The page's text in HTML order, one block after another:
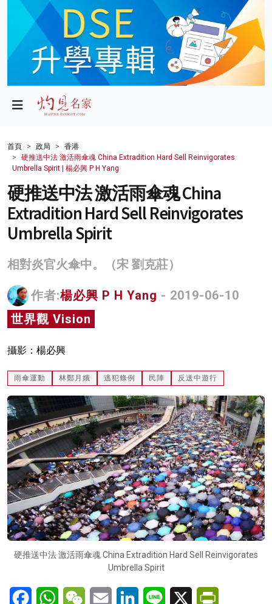
政局
財經
生活
健康
商業
科技
影片
名家榜
灼見活動
首頁 政局
香港
硬推送中法 激活雨傘魂 China Extradition Hard Sell Reinvigorates
Umbrella Spirit | 楊必興 P H Yang
硬推送中法 激活雨傘魂 China
Extradition Hard Sell Reinvigorates
Umbrella Spirit
相對炎官火傘中。（宋 劉克莊）
作者:楊必興 P H Yang - 2019-06-10
世界觀 Vision
攝影：楊必興
雨傘運動 林鄭月娥 逃犯條例 民陣 反送中遊行
硬推送中法 激活雨傘魂 China Extradition Hard Sell Reinvigorates
Umbrella Spirit
FacebookWhatsAppWeChatEmail LinkedInLine X